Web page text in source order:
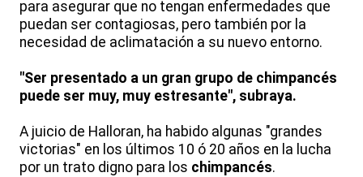
para asegurar que no tengan enfermedades que
puedan ser contagiosas, pero también por la
necesidad de aclimatación a su nuevo entorno.
"Ser presentado a un gran grupo de chimpancés
puede ser muy, muy estresante", subraya.
A juicio de Halloran, ha habido algunas "grandes
victorias" en los últimos 10 ó 20 años en la lucha
por un trato digno para los chimpancés.